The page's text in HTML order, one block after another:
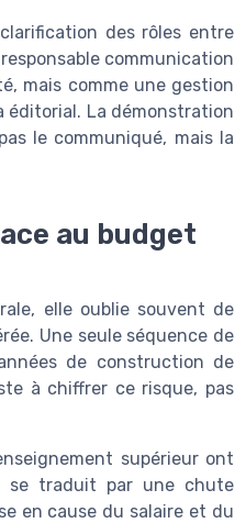
des rôles entre
communication
mais comme une gestion
éditorial. La démonstration
le communiqué, mais la
au budget
elle oublie souvent de
Une seule séquence de
de construction de
à chiffrer ce risque, pas
supérieur ont
se traduit par une chute
en cause du salaire et du